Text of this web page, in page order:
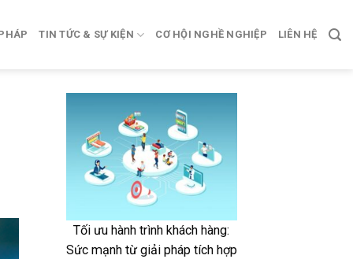
TIN TỨC & SỰ KIỆN CƠ HỘI NGHỀ NGHIỆP LIÊN HỆ
Tối ưu hành trình khách hàng:
Sức mạnh từ giải pháp tích hợp